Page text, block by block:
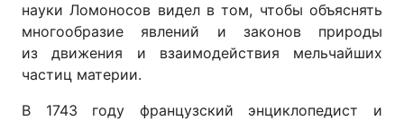
науки Ломоносов видел в том, чтобы объяснять
многообразие явлений и законов природы
из движения и взаимодействия мельчайших
частиц материи.
В 1743 году французский энциклопедист и